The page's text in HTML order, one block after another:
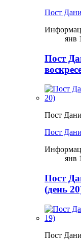
Пост
янв
Пост
Пост
Пост
янв
Пост
(день
Пост